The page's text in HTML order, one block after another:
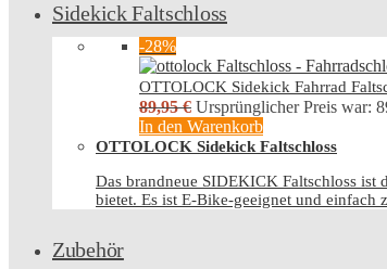
Sidekick Faltschloss
-28%
OTTOLOCK Sidekick Fahrrad
89,95€ Ursprünglicher Preis war:
In den Warenkorb
OTTOLOCK Sidekick Faltschloss
Das brandneue SIDEKICK Faltschloss
bietet. Es ist E-Bike-geeignet und einfach
Zubehör